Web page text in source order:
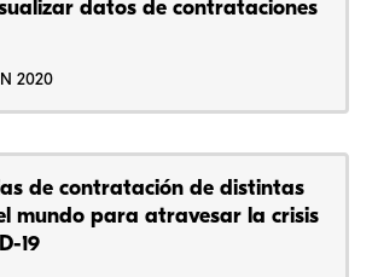
datos de contrataciones
2020
de contratación de distintas
mundo para atravesar la crisis
19